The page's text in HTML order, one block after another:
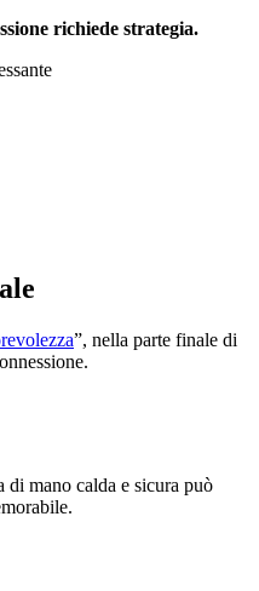
richiede strategia.
”, nella parte finale di
di mano calda e sicura può